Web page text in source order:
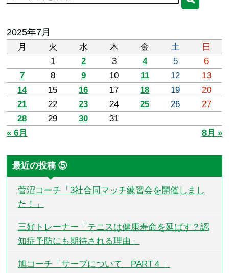
2025年7月
月 火 水 木 金 土
日
1
2 3 4 5
6
7
8 9 10 11 12
13
14
15 16 17 18 19
20
21
22 23 24 25 26
27
28
29 30
31
« 6月
8月 »
最近の投稿 ⑤
菅沼コーチ「3社合同マッチ練習会を開催しまし
た！」
三好トレーナー「テニスは健康寿命を延ばす？認
知症予防にも期待される理由」
旭コーチ「サーブについて PART４」